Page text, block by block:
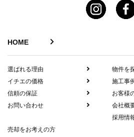
HOME
選ばれる理由
イチエの価格
信頼の保証
お問い合わせ
物件を
施工事
お客様
会社概
採用情
売却をお考えの方